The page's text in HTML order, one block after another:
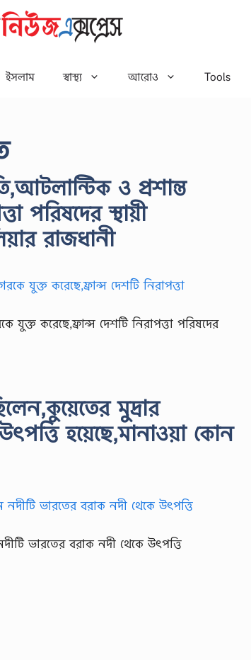
ইসলাম স্বাস্থ্য আরোও Tools
ও প্রশান্ত
পরিষদের স্থায়ী
রাজধানী
করেছে,ফ্রান্স দেশটি নিরাপত্তা পরিষদের
মুদ্রার
হয়েছে,মানাওয়া কোন
ভারতের বরাক নদী থেকে উৎপত্তি